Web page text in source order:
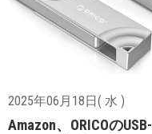
2025年06月18日( 水 )
Amazon、ORICOのUSB-